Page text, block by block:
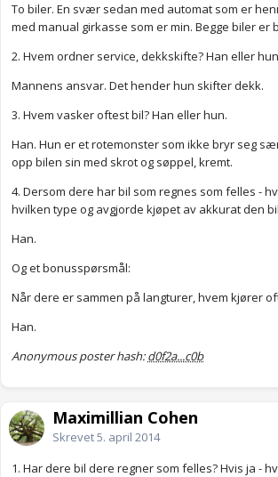
To biler. En svær sedan med automat som er
med manual girkasse som er min. Begge biler er
2. Hvem ordner service, dekkskifte? Han eller
Mannens ansvar. Det hender hun skifter dekk.
3. Hvem vasker oftest bil? Han eller hun.
Han. Hun er et rotemonster som ikke bryr seg
opp bilen sin med skrot og søppel, kremt.
4. Dersom dere har bil som regnes som felles -
hvilken type og avgjorde kjøpet av akkurat den
Han.
Og et bonusspørsmål:
Når dere er sammen på langturer, hvem kjører
Han.
Anonymous poster hash:d0f2a...c0b
Maximillian Cohen
Skrevet5. april 2014
1. Har dere bil dere regner som felles? Hvis ja -